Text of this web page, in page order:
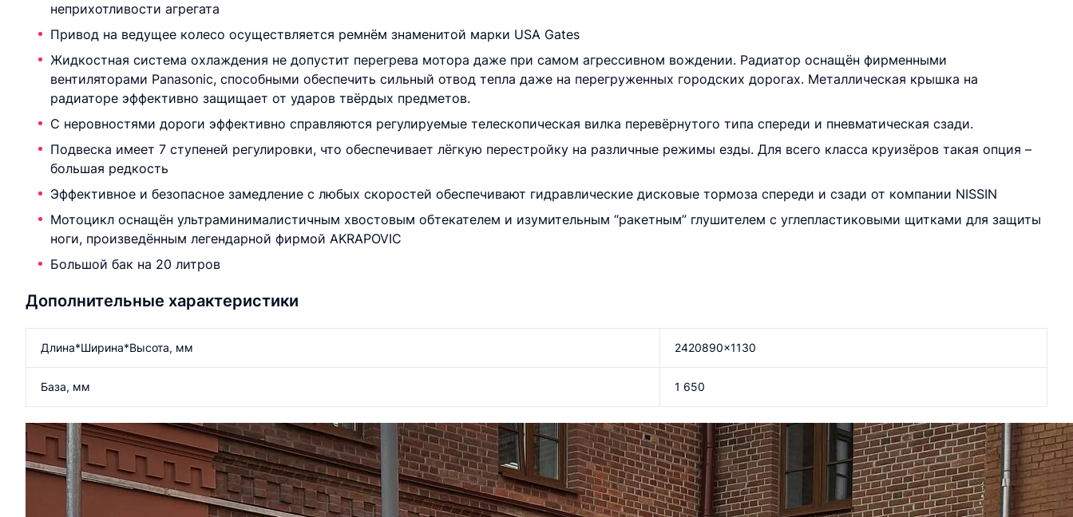
неприхотливости агрегата
Привод на ведущее колесо осуществляется ремнём знаменитой марки USA Gates
Жидкостная система охлаждения не допустит перегрева мотора даже при самом агрессивном вождении. Радиатор оснащён фирменными
вентиляторами Panasonic, способными обеспечить сильный отвод тепла даже на перегруженных городских дорогах. Металлическая крышка на
радиаторе эффективно защищает от ударов твёрдых предметов.
С неровностями дороги эффективно справляются регулируемые телескопическая вилка перевёрнутого типа спереди и пневматическая сзади.
Подвеска имеет 7 ступеней регулировки, что обеспечивает лёгкую перестройку на различные режимы езды. Для всего класса круизёров такая опция –
большая редкость
Эффективное и безопасное замедление с любых скоростей обеспечивают гидравлические дисковые тормоза спереди и сзади от компании NISSIN
Мотоцикл оснащён ультраминималистичным хвостовым обтекателем и изумительным “ракетным” глушителем с углепластиковыми щитками для защиты
ноги, произведённым легендарной фирмой AKRAPOVIC
Большой бак на 20 литров
Дополнительные характеристики
Длина*Ширина*Высота, мм 2420890x1130
База, мм 1 650